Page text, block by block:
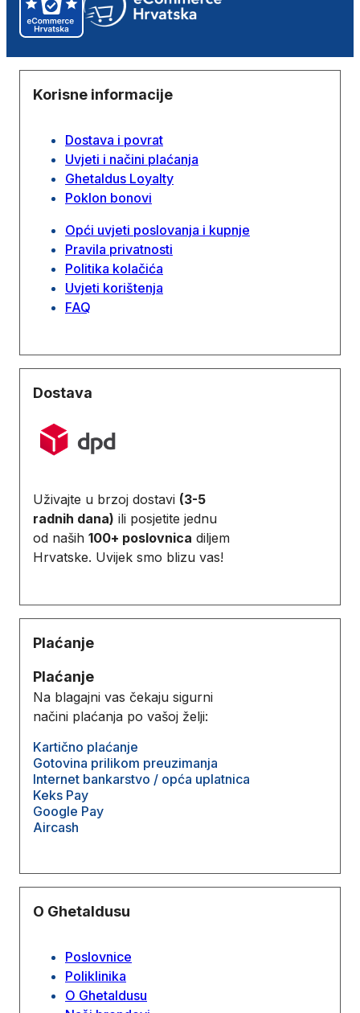
Korisne informacije
Dostava i povrat
Uvjeti i načini plaćanja
Ghetaldus Loyalty
Poklon bonovi
Opći uvjeti poslovanja i kupnje
Pravila privatnosti
Politika kolačića
Uvjeti korištenja
FAQ
Dostava
Uživajte u brzoj dostavi (3-5
radnih dana) ili posjetite jednu
od naših 100+ poslovnica diljem
Hrvatske. Uvijek smo blizu vas!
Plaćanje
Plaćanje
Na blagajni vas čekaju sigurni
načini plaćanja po vašoj želji:
Kartično plaćanje
Gotovina prilikom preuzimanja
Internet bankarstvo / opća uplatnica
Keks Pay
Google Pay
Aircash
O Ghetaldusu
Poslovnice
Poliklinika
O Ghetaldusu